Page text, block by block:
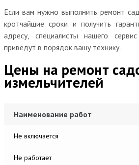
Если вам нужно выполнить ремонт
кротчайшие сроки и получить
адресу, специалисты нашего
приведут в порядок вашу технику.
Цены на ремонт
измельчителей
Наименование работ
Не включается
Не работает